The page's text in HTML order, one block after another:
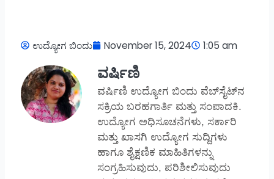
ಉದ್ಯೋಗ ಬಿಂದು November 15, 2024 1:05 am
ವರ್ಷಿಣಿ
ವರ್ಷಿಣಿ ಉದ್ಯೋಗ ಬಿಂದು ವೆಬ್‌ಸೈಟ್‌ನ
ಸಕ್ರಿಯ ಬರಹಗಾರ್ತಿ ಮತ್ತು ಸಂಪಾದಕಿ.
ಉದ್ಯೋಗ ಅಧಿಸೂಚನೆಗಳು, ಸರ್ಕಾರಿ
ಮತ್ತು ಖಾಸಗಿ ಉದ್ಯೋಗ ಸುದ್ದಿಗಳು
ಹಾಗೂ ಶೈಕ್ಷಣಿಕ ಮಾಹಿತಿಗಳನ್ನು
ಸಂಗ್ರಹಿಸುವುದು, ಪರಿಶೀಲಿಸುವುದು